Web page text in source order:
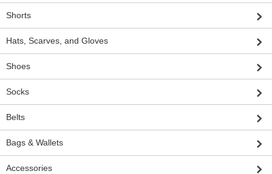
Shorts
Hats, Scarves, and Gloves
Shoes
Socks
Belts
Bags & Wallets
Accessories